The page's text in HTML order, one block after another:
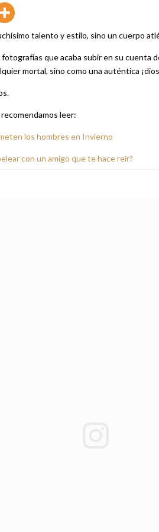
talento y estilo, sino un cuerpo
fotografías que acaba subir en su
mortal, sino como una auténtica
leer:
los hombres en Invierno
con un amigo que te hace reír?